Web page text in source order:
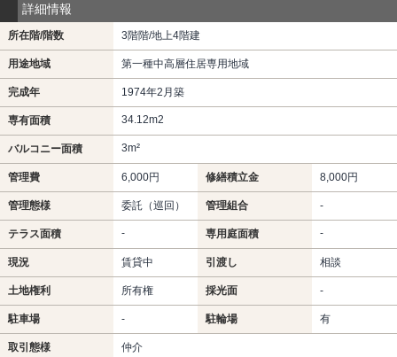
詳細情報
所在階/階数 3階階/地上4階建
用途地域 第一種中高層住居専用地域
完成年 1974年2月築
専有面積 34.12m2
バルコニー面積 3m²
管理費 6,000円 修繕積立金 8,000円
管理態様 委託（巡回） 管理組合 -
テラス面積 - 専用庭面積 -
現況 賃貸中 引渡し 相談
土地権利 所有権 採光面 -
駐車場 - 駐輪場 有
取引態様 仲介